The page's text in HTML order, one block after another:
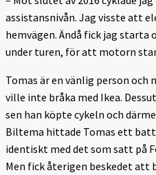
assistansnivån. Jag visste att
hemvägen. Ändå fick jag
under turen, för att motorn
Tomas är en vänlig person och
ville inte bråka med Ikea.
sen han köpte cykeln och
Biltema hittade Tomas ett
identiskt med det som satt på
Men fick återigen beskedet